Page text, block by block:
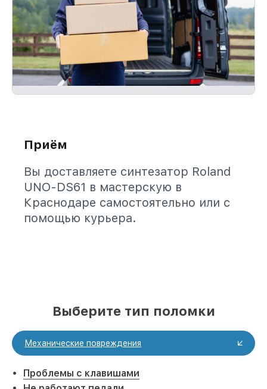
Приём
Вы доставляете синтезатор Roland
UNO-DS61 в мастерскую в
Краснодаре самостоятельно или с
помощью курьера.
Выберите тип поломки
Механические повреждения
Проблемы с клавишами